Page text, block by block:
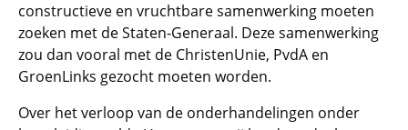
constructieve en vruchtbare samenwerking moeten
zoeken met de Staten-Generaal. Deze samenwerking
zou dan vooral met de ChristenUnie, PvdA en
GroenLinks gezocht moeten worden.
Over het verloop van de onderhandelingen onder